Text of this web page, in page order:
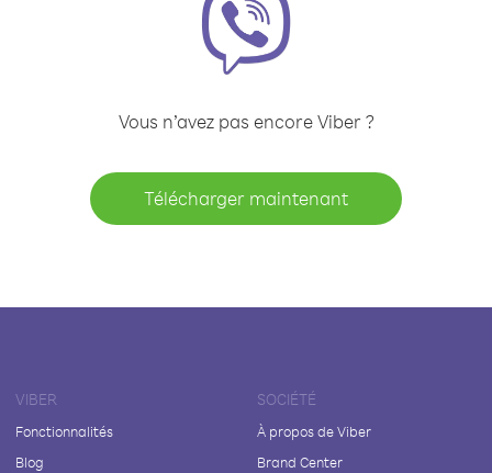
Vous n’avez pas encore Viber ?
Télécharger maintenant
VIBER
Fonctionnalités
Blog
SOCIÉTÉ
À propos de Viber
Brand Center